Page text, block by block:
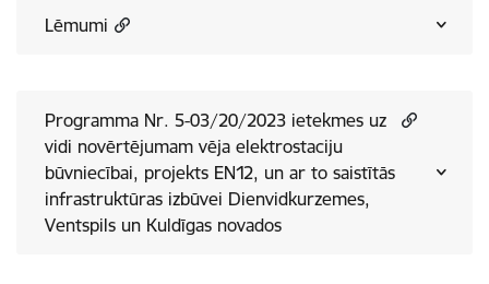
Lēmumi
Programma Nr. 5-03/20/2023 ietekmes uz
vidi novērtējumam vēja elektrostaciju
būvniecībai, projekts EN12, un ar to saistītās
infrastruktūras izbūvei Dienvidkurzemes,
Ventspils un Kuldīgas novados